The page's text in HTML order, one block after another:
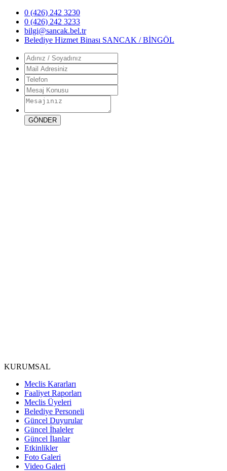
0 (426) 242 3230
0 (426) 242 3233
bilgi@sancak.bel.tr
Belediye Hizmet Binası SANCAK / BİNGÖL
KURUMSAL
Meclis Kararları
Faaliyet Raporları
Meclis Üyeleri
Belediye Personeli
Güncel Duyurular
Güncel İhaleler
Güncel İlanlar
Etkinlikler
Foto Galeri
Video Galeri